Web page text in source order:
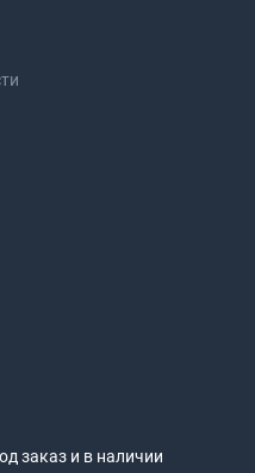
заказ и в наличии